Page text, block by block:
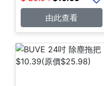
由此查看